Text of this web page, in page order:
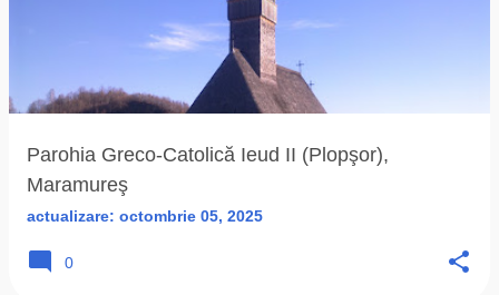
Parohia Greco-Catolică Ieud II (Plopşor),
Maramureş
actualizare: octombrie 05, 2025
0